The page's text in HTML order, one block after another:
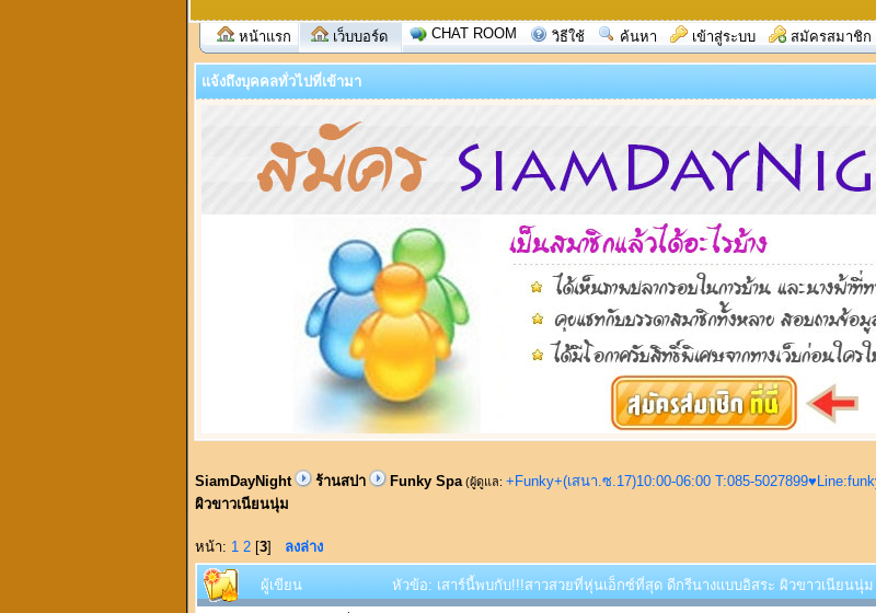
หน้าแรก เว็บบอร์ด CHAT ROOM วิธีใช้ ค้นหา เข้าสู่ระบบ สมัครสมาชิก
แจ้งถึงบุคคลทั่วไปที่เข้ามา
SiamDayNight ร้านสปา Funky Spa (ผู้ดูแล: +Funky+(เสนา.ซ.17)10:00-06:00 T:085-
ผิวขาวเนียนนุ่ม
หน้า: 1 2 [3] ลงล่าง
ผู้เขียน หัวข้อ: เสาร์นี้พบกับ!!!สาวสวยที่หุ่นเอ็กซ์ที่สุด ดีกรีนางแบบอิสระ ผิวขาวเนียนนุ่